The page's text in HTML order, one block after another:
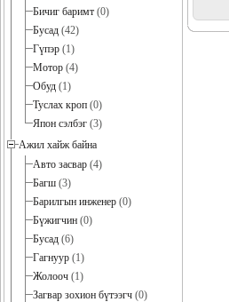
Бичиг баримт (0)
Бусад (42)
Гүпэр (1)
Мотор (4)
Обуд (1)
Туслах кроп (0)
Япон сэлбэг (3)
Ажил хайж байна
Авто засвар (4)
Багш (3)
Барилгын инженер (0)
Бүжигчин (0)
Бусад (6)
Гагнуур (1)
Жолооч (1)
Загвар зохион бүтээгч (0)